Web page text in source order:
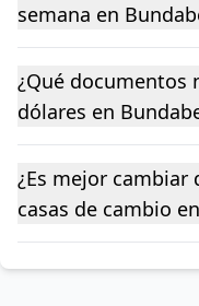
semana en
¿Qué documentos
dólares en
¿Es mejor cambiar
casas de cambio